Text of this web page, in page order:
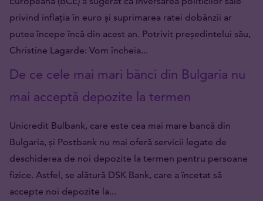
privind inflația în euro și suprimarea ratei dobânzii ar
putea începe încă din acest an. Potrivit președintelui său,
Christine Lagarde: Vom încheia...
De ce cele mai mari bănci din Bulgaria nu
mai acceptă depozite la termen
Unicredit Bulbank, care este cea mai mare bancă din
Bulgaria, și Postbank nu mai oferă servicii legate de
deschiderea de noi depozite la termen pentru persoane
fizice. Astfel, se alătură DSK Bank, care a încetat să
accepte noi depozite la...